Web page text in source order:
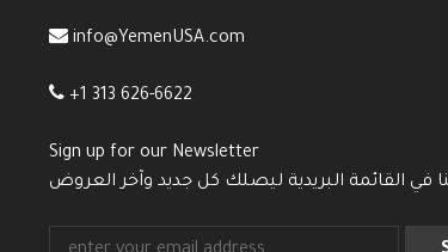
info@YemenUSA.com
+1 313 626-6622
Sign up for our Newsletter
القائمة البريدية ليصلك كل جديد وآخر العروض